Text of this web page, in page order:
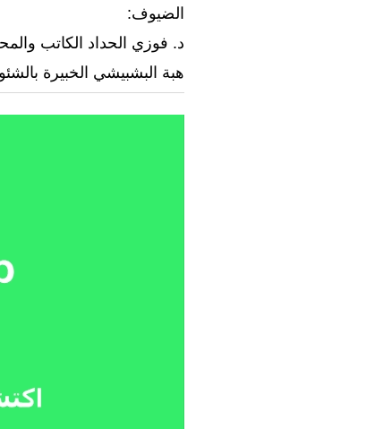
الضيوف:
د. فوزي الحداد الكاتب
هبة البشبيشي الخبيرة